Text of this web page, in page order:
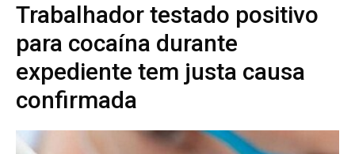
Trabalhador testado positivo
para cocaína durante
expediente tem justa causa
confirmada